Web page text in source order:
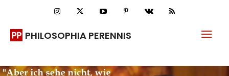
PHILOSOPHIA PERENNIS